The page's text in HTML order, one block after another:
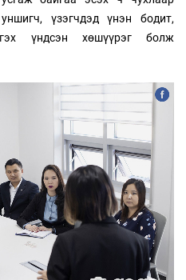
үзэгчдэд үнэн бодит,
үндсэн хөшүүрэг болж